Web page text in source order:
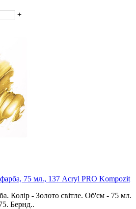
+
фарба, 75 мл., 137 Acryl PRO Kompozit
Колір - Золото світле. Об'єм - 75 мл.
Бернд..